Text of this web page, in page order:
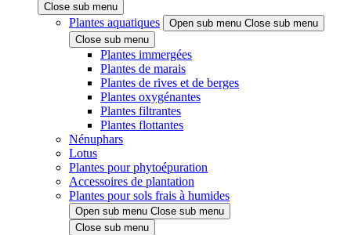
Close sub menu
Plantes aquatiques Open sub menu Close sub menu
Close sub menu
Plantes immergées
Plantes de marais
Plantes de rives et de berges
Plantes oxygénantes
Plantes filtrantes
Plantes flottantes
Nénuphars
Lotus
Plantes pour phytoépuration
Accessoires de plantation
Plantes pour sols frais à humides
Open sub menu Close sub menu
Close sub menu